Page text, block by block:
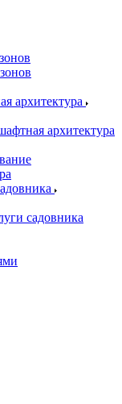
архитектура
архитектура
садовника